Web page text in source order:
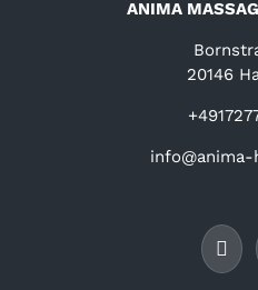
ANIMA
20146
info@anima-